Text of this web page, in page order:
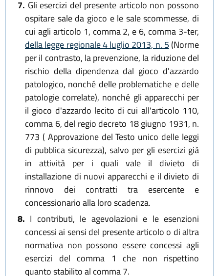
7. Gli esercizi del presente articolo non possono
ospitare sale da gioco e le sale scommesse, di
cui agli articolo 1, comma 2, e 6, comma 3-ter,
della legge regionale 4 luglio 2013, n. 5 (Norme
per il contrasto, la prevenzione, la riduzione del
rischio della dipendenza dal gioco d'azzardo
patologico, nonché delle problematiche e delle
patologie correlate), nonché gli apparecchi per
il gioco d'azzardo lecito di cui all'articolo 110,
comma 6, del regio decreto 18 giugno 1931, n.
773 ( Approvazione del Testo unico delle leggi
di pubblica sicurezza), salvo per gli esercizi già
in attività per i quali vale il divieto di
installazione di nuovi apparecchi e il divieto di
rinnovo dei contratti tra esercente e
concessionario alla loro scadenza.
8. I contributi, le agevolazioni e le esenzioni
concessi ai sensi del presente articolo o di altra
normativa non possono essere concessi agli
esercizi del comma 1 che non rispettino
quanto stabilito al comma 7.